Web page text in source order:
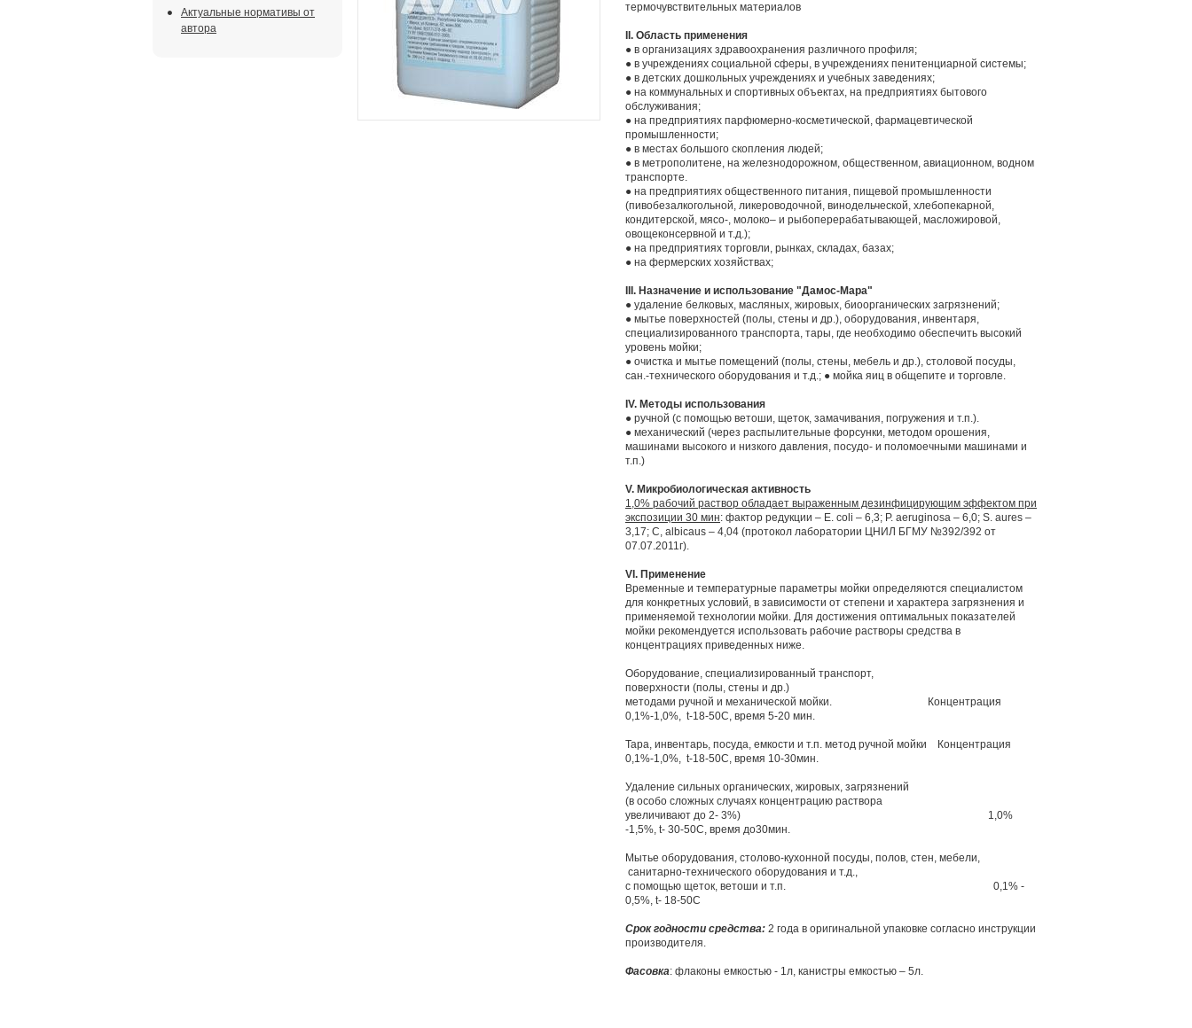
термочувствительных материалов
II. Область применения
● в организациях здравоохранения различного профиля;
● в учреждениях социальной сферы, в учреждениях пенитенциарной системы;
● в детских дошкольных учреждениях и учебных заведениях;
● на коммунальных и спортивных объектах, на предприятиях бытового
обслуживания;
● на предприятиях парфюмерно-косметической, фармацевтической
промышленности;
● в местах большого скопления людей;
● в метрополитене, на железнодорожном, общественном, авиационном, водном
транспорте.
● на предприятиях общественного питания, пищевой промышленности
(пивобезалкогольной, ликероводочной, винодельческой, хлебопекарной,
кондитерской, мясо-, молоко– и рыбоперерабатывающей, масложировой,
овощеконсервной и т.д.);
● на предприятиях торговли, рынках, складах, базах;
● на фермерских хозяйствах;
III. Назначение и использование "Дамос-Мара"
● удаление белковых, масляных, жировых, биоорганических загрязнений;
● мытье поверхностей (полы, стены и др.), оборудования, инвентаря,
специализированного транспорта, тары, где необходимо обеспечить высокий
уровень мойки;
● очистка и мытье помещений (полы, стены, мебель и др.), столовой посуды,
сан.-технического оборудования и т.д.; ● мойка яиц в общепите и торговле.
IV. Методы использования
● ручной (с помощью ветоши, щеток, замачивания, погружения и т.п.).
● механический (через распылительные форсунки, методом орошения,
машинами высокого и низкого давления, посудо- и поломоечными машинами и
т.п.)
V. Микробиологическая активность
1,0% рабочий раствор обладает выраженным дезинфицирующим эффектом при
экспозиции 30 мин: фактор редукции – E. coli – 6,3; P. aeruginosa – 6,0; S. aures –
3,17; C, albicaus – 4,04 (протокол лаборатории ЦНИЛ БГМУ №392/392 от
07.07.2011г).
VI. Применение
Временные и температурные параметры мойки определяются специалистом
для конкретных условий, в зависимости от степени и характера загрязнения и
применяемой технологии мойки. Для достижения оптимальных показателей
мойки рекомендуется использовать рабочие растворы средства в
концентрациях приведенных ниже.
Оборудование, специализированный транспорт,
поверхности (полы, стены и др.)
методами ручной и механической мойки. Концентрация
0,1%-1,0%, t-18-50C, время 5-20 мин.
Тара, инвентарь, посуда, емкости и т.п. метод ручной мойки Концентрация
0,1%-1,0%, t-18-50C, время 10-30мин.
Удаление сильных органических, жировых, загрязнений
(в особо сложных случаях концентрацию раствора
увеличивают до 2- 3%) 1,0%
-1,5%, t- 30-50C, время до30мин.
Мытье оборудования, столово-кухонной посуды, полов, стен, мебели,
санитарно-технического оборудования и т.д.,
с помощью щеток, ветоши и т.п. 0,1% -
0,5%, t- 18-50С
Cрок годности средства: 2 года в оригинальной упаковке согласно инструкции
производителя.
Фасовка: флаконы емкостью - 1л, канистры емкостью – 5л.
Актуальные нормативы от
автора